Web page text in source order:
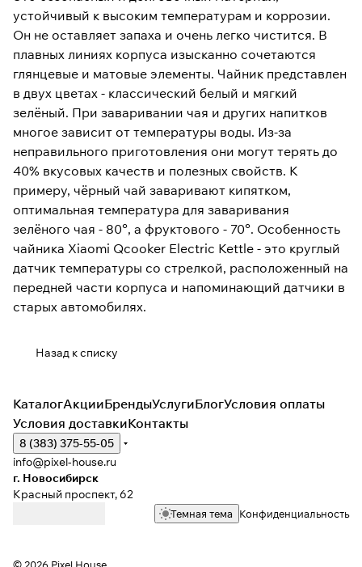
устойчивый к высоким температурам и коррозии.
Он не оставляет запаха и очень легко чистится. В
плавных линиях корпуса изысканно сочетаются
глянцевые и матовые элементы. Чайник представлен
в двух цветах - классический белый и мягкий
зелёный. При заваривании чая и других напитков
многое зависит от температуры воды. Из-за
неправильного приготовления они могут терять до
40% вкусовых качеств и полезных свойств. К
примеру, чёрный чай заваривают кипятком,
оптимальная температура для заваривания
зелёного чая - 80°, а фруктового - 70°. Особенность
чайника Xiaomi Qcooker Electric Kettle - это круглый
датчик температуры со стрелкой, расположенный на
передней части корпуса и напоминающий датчики в
старых автомобилях.
Назад к списку
КаталогАкцииБрендыУслугиБлогУсловия оплаты
Условия доставкиКонтакты
8 (383) 375-55-05
info@pixel-house.ru
г. Новосибирск
Красный проспект, 62
Темная тема Конфиденциальность